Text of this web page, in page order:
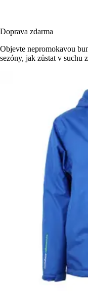
Doprava zdarma
Objevte nepromokavou
sezóny, jak zůstat v suchu